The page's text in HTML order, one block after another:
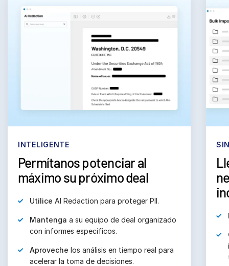
INTELIGENTE
Permítanos potenciar al
máximo su próximo deal
Utilice AI Redaction para proteger PII.
Mantenga a su equipo de deal organizado
con informes específicos.
Aproveche los análisis en tiempo real para
acelerar la toma de decisiones.